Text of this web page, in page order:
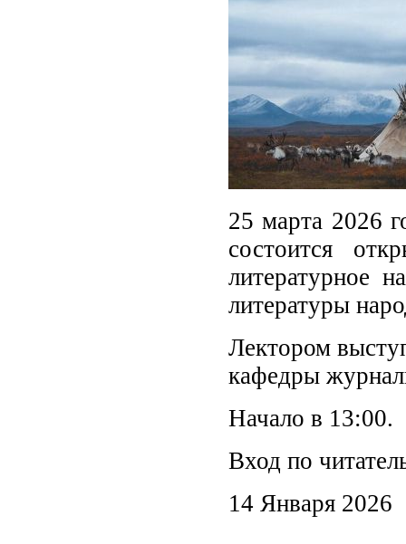
25 марта 2026
состоится
литературное
литературы
Лектором
кафедры
Начало в 13:00.
Вход по
14 Января 2026